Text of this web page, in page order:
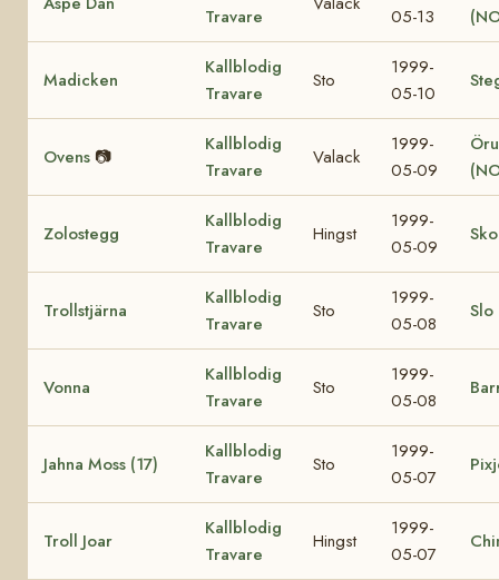
Travare
05-13
Madicken
Kallblodig
Travare
Sto
1999-
05-10
Ovens 📷
Kallblodig
Travare
Valack
1999-
05-09
Zolostegg
Kallblodig
Travare
Hingst
1999-
05-09
Trollstjärna
Kallblodig
Travare
Sto
1999-
05-08
Slo
Vonna
Kallblodig
Travare
Sto
1999-
05-08
Jahna Moss (17)
Kallblodig
Travare
Sto
1999-
05-07
Troll Joar
Kallblodig
Travare
Hingst
1999-
05-07